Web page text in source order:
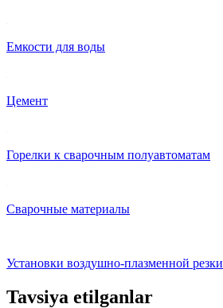
Емкости для воды
Цемент
Горелки к сварочным полуавтоматам
Сварочные материалы
Установки воздушно-плазменной резки
Tavsiya etilganlar